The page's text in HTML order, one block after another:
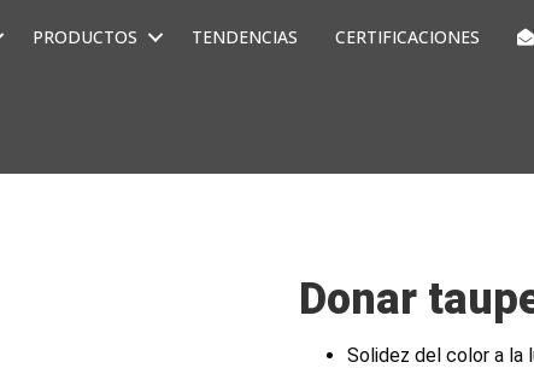
PRODUCTOS TENDENCIAS CERTIFICACIONES
Donar
Solidez del color a la